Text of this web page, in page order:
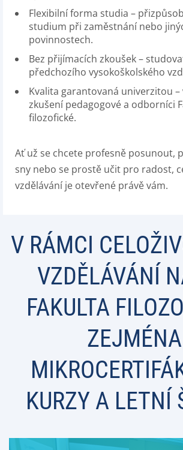
Flexibilní forma studia –
studium při zaměstnání nebo
povinnostech.
Bez přijímacích zkoušek –
předchozího vysokoškolského
Kvalita garantovaná univerzitou –
zkušení pedagogové a odborníci
filozofické.
Ať už se chcete profesně posunout,
sny nebo se prostě učit pro radost,
vzdělávání je otevřené právě vám.
V RÁMCI
VZDĚLÁVÁNÍ
FAKULTA
ZEJMÉNA
KURZY A LETNÍ